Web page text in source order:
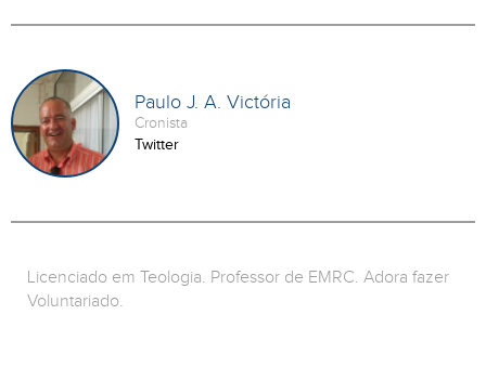
Paulo J. A. Victória
Cronista
Twitter
Licenciado em Teologia. Professor de EMRC. Adora fazer
Voluntariado.